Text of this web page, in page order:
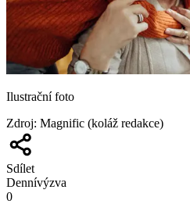
Ilustrační foto
Zdroj: Magnific (koláž redakce)
Sdílet
Dennívýzva
0